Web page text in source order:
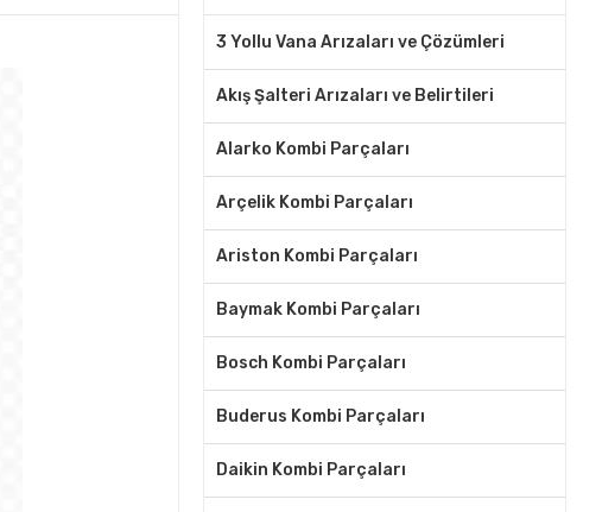
3 Yollu Vana Arızaları ve Çözümleri
Akış Şalteri Arızaları ve Belirtileri
Alarko Kombi Parçaları
Arçelik Kombi Parçaları
Ariston Kombi Parçaları
Baymak Kombi Parçaları
Bosch Kombi Parçaları
Buderus Kombi Parçaları
Daikin Kombi Parçaları